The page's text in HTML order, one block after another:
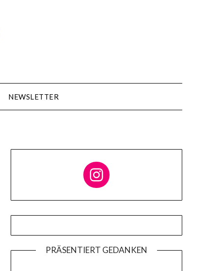
NEWSLETTER
Follow me on Instagram
PRÄSENTIERT GEDANKEN